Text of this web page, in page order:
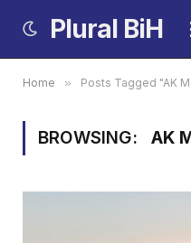
Plural BiH
Home » Posts Tagged "AK
BROWSING: AK